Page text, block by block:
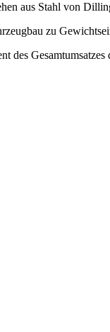
aus Stahl von
zu
Gesamtumsatzes